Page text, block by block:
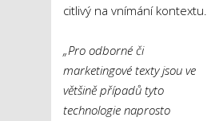
citlivý na vnímání kontextu.
„Pro odborné či
marketingové texty jsou ve
většině případů tyto
technologie naprosto